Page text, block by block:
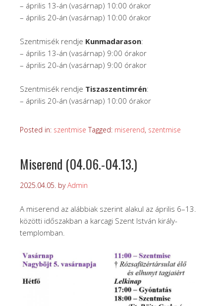
– április 13-án (vasárnap) 10:00 órakor
– április 20-án (vasárnap) 10:00 órakor
Szentmisék rendje Kunmadarason:
– április 13-án (vasárnap) 9:00 órakor
– április 20-án (vasárnap) 9:00 órakor
Szentmisék rendje Tiszaszentimrén:
– április 20-án (vasárnap) 10:00 órakor
Posted in: szentmise Tagged: miserend, szentmise
Miserend (04.06.-04.13.)
2025.04.05. byAdmin
A miserend az alábbiak szerint alakul az április 6–13.
közötti időszakban a karcagi Szent István király-
templomban.